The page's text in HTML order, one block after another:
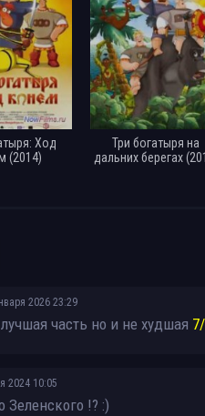
DLRip от MegaPeer
DLRip от ELEKTRI4KA |
DLRip [H.264]
DL [H.264/1080p]
[H.264]
Ход
(2014)
Три богатыря на
дальних берегах
2026 23:29
часть но и не худшая
2024 10:05
Зеленского !? :)